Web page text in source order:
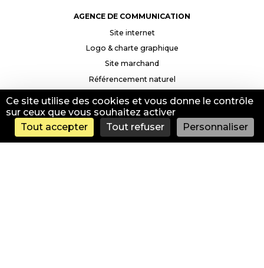
AGENCE DE COMMUNICATION
Site internet
Logo & charte graphique
Site marchand
Référencement naturel
INFORMATIONS
Contact & accès
Ce site utilise des cookies et vous donne le contrôle
sur ceux que vous souhaitez activer
Tout accepter
Tout refuser Personnaliser